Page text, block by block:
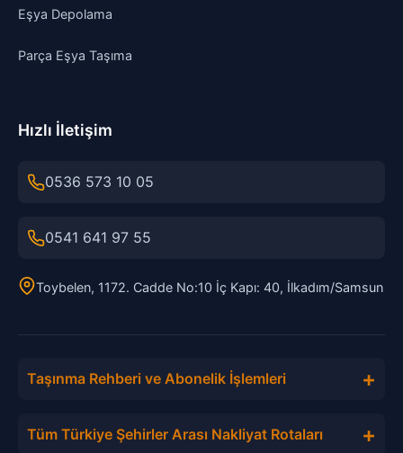
Eşya Depolama
Parça Eşya Taşıma
Hızlı İletişim
0536 573 10 05
0541 641 97 55
Toybelen, 1172. Cadde No:10 İç Kapı: 40, İlkadım/Samsun
Taşınma Rehberi ve Abonelik İşlemleri +
Tüm Türkiye Şehirler Arası Nakliyat Rotaları +